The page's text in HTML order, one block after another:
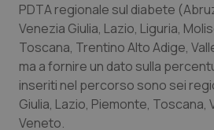
PDTA regionale sul diabete
Venezia Giulia, Lazio, Liguria,
Toscana, Trentino Alto Adige,
ma a fornire un dato sulla
inseriti nel percorso sono sei
Giulia, Lazio, Piemonte, Toscana,
Veneto.